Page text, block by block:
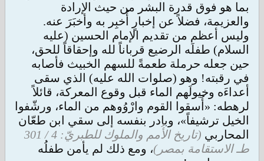
بما هو فوق قدرة البشر من حيث الإرادة
والعزيمة، فضلاً عن إخبارٍ أُخبِر به وأخبَرَ عنه.
وليس أعظم من تقديم الإمام الحسين (عليه
السلام) طفلَه الرضيع قرباناً لله وإحقاقاً للحق،
حين جعله حرملة طعمةً للسهم الخبيث فأصابه
في رقبته! وهو (صلوات الله عليه) الذي سقى
أعداءَه وخيولَهم الماء قبل وقوع المعركة، قائلاً
لرهطه: «أُسقوا القوم وارْوُوهم من الماء، ورشّفوا
الخيل ترشيفاً»، وبادر بنفسه إلى سقي ابن طعّان
المحاربي
(تاريخ الأُمم والملوك للطبريّ: 4 / 301
طـ الاستقامة بمصر)، ومع ذلك لم يأمن طفلُه